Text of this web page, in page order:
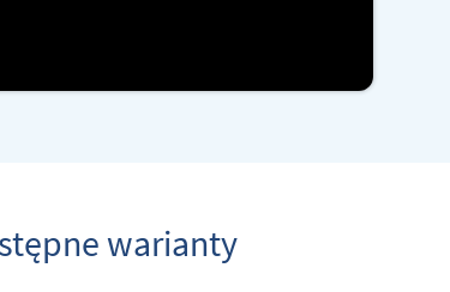
warianty